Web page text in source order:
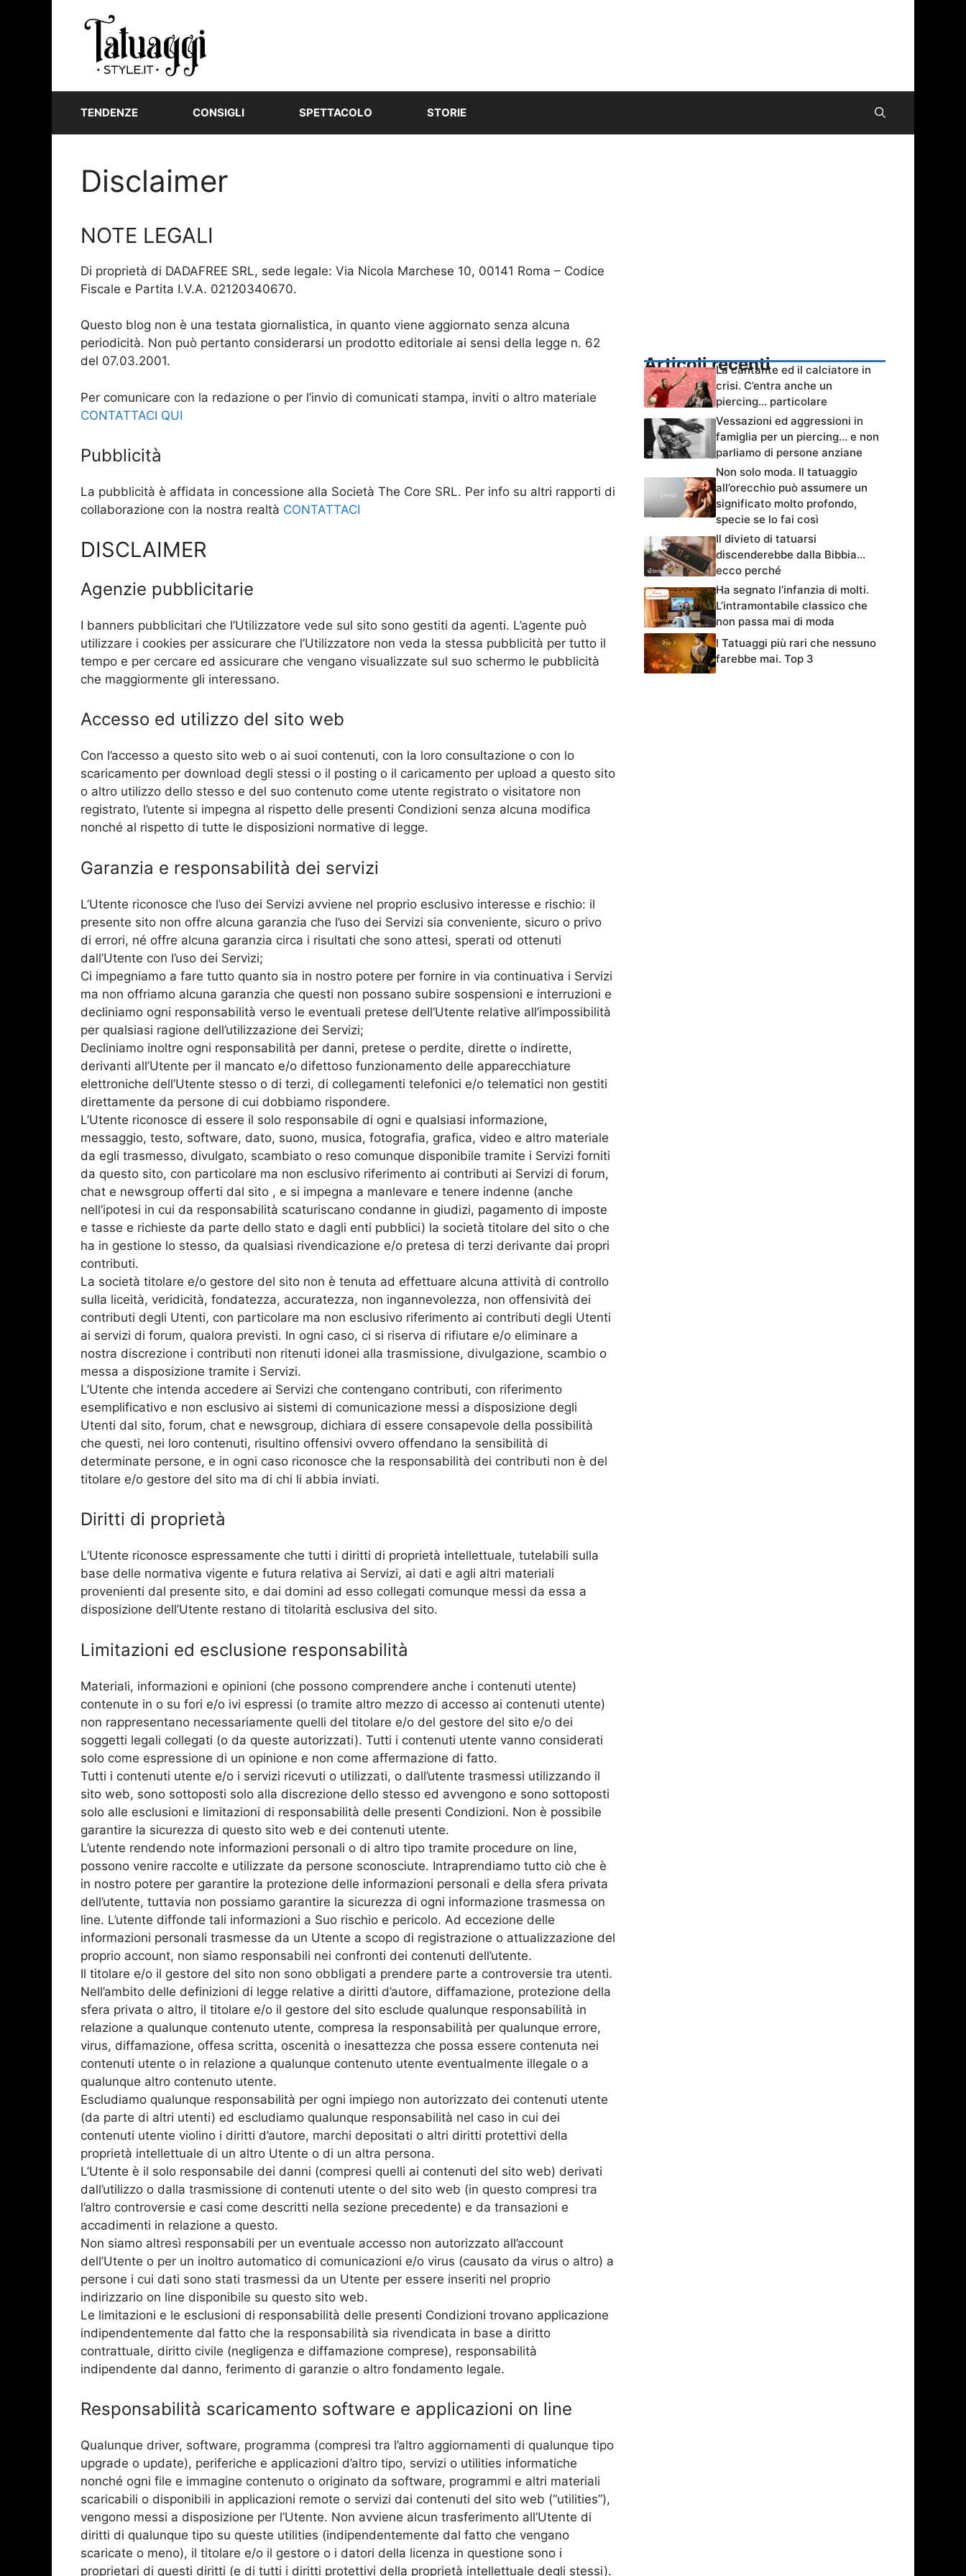
TENDENZE CONSIGLI SPETTACOLO STORIE
Disclaimer
NOTE LEGALI
Di proprietà di DADAFREE SRL, sede legale: Via Nicola Marchese 10, 00141 Roma – Codice
Fiscale e Partita I.V.A. 02120340670.
Questo blog non è una testata giornalistica, in quanto viene aggiornato senza alcuna
periodicità. Non può pertanto considerarsi un prodotto editoriale ai sensi della legge n. 62
del 07.03.2001.
Per comunicare con la redazione o per l’invio di comunicati stampa, inviti o altro materiale
CONTATTACI QUI
Pubblicità
La pubblicità è affidata in concessione alla Società The Core SRL. Per info su altri rapporti di
collaborazione con la nostra realtà CONTATTACI
DISCLAIMER
Agenzie pubblicitarie
I banners pubblicitari che l’Utilizzatore vede sul sito sono gestiti da agenti. L’agente può
utilizzare i cookies per assicurare che l’Utilizzatore non veda la stessa pubblicità per tutto il
tempo e per cercare ed assicurare che vengano visualizzate sul suo schermo le pubblicità
che maggiormente gli interessano.
Accesso ed utilizzo del sito web
Con l’accesso a questo sito web o ai suoi contenuti, con la loro consultazione o con lo
scaricamento per download degli stessi o il posting o il caricamento per upload a questo sito
o altro utilizzo dello stesso e del suo contenuto come utente registrato o visitatore non
registrato, l’utente si impegna al rispetto delle presenti Condizioni senza alcuna modifica
nonché al rispetto di tutte le disposizioni normative di legge.
Garanzia e responsabilità dei servizi
L’Utente riconosce che l’uso dei Servizi avviene nel proprio esclusivo interesse e rischio: il
presente sito non offre alcuna garanzia che l’uso dei Servizi sia conveniente, sicuro o privo
di errori, né offre alcuna garanzia circa i risultati che sono attesi, sperati od ottenuti
dall’Utente con l’uso dei Servizi;
Ci impegniamo a fare tutto quanto sia in nostro potere per fornire in via continuativa i Servizi
ma non offriamo alcuna garanzia che questi non possano subire sospensioni e interruzioni e
decliniamo ogni responsabilità verso le eventuali pretese dell’Utente relative all’impossibilità
per qualsiasi ragione dell’utilizzazione dei Servizi;
Decliniamo inoltre ogni responsabilità per danni, pretese o perdite, dirette o indirette,
derivanti all’Utente per il mancato e/o difettoso funzionamento delle apparecchiature
elettroniche dell’Utente stesso o di terzi, di collegamenti telefonici e/o telematici non gestiti
direttamente da persone di cui dobbiamo rispondere.
L’Utente riconosce di essere il solo responsabile di ogni e qualsiasi informazione,
messaggio, testo, software, dato, suono, musica, fotografia, grafica, video e altro materiale
da egli trasmesso, divulgato, scambiato o reso comunque disponibile tramite i Servizi forniti
da questo sito, con particolare ma non esclusivo riferimento ai contributi ai Servizi di forum,
chat e newsgroup offerti dal sito , e si impegna a manlevare e tenere indenne (anche
nell’ipotesi in cui da responsabilità scaturiscano condanne in giudizi, pagamento di imposte
e tasse e richieste da parte dello stato e dagli enti pubblici) la società titolare del sito o che
ha in gestione lo stesso, da qualsiasi rivendicazione e/o pretesa di terzi derivante dai propri
contributi.
La società titolare e/o gestore del sito non è tenuta ad effettuare alcuna attività di controllo
sulla liceità, veridicità, fondatezza, accuratezza, non ingannevolezza, non offensività dei
contributi degli Utenti, con particolare ma non esclusivo riferimento ai contributi degli Utenti
ai servizi di forum, qualora previsti. In ogni caso, ci si riserva di rifiutare e/o eliminare a
nostra discrezione i contributi non ritenuti idonei alla trasmissione, divulgazione, scambio o
messa a disposizione tramite i Servizi.
L’Utente che intenda accedere ai Servizi che contengano contributi, con riferimento
esemplificativo e non esclusivo ai sistemi di comunicazione messi a disposizione degli
Utenti dal sito, forum, chat e newsgroup, dichiara di essere consapevole della possibilità
che questi, nei loro contenuti, risultino offensivi ovvero offendano la sensibilità di
determinate persone, e in ogni caso riconosce che la responsabilità dei contributi non è del
titolare e/o gestore del sito ma di chi li abbia inviati.
Diritti di proprietà
L’Utente riconosce espressamente che tutti i diritti di proprietà intellettuale, tutelabili sulla
base delle normativa vigente e futura relativa ai Servizi, ai dati e agli altri materiali
provenienti dal presente sito, e dai domini ad esso collegati comunque messi da essa a
disposizione dell’Utente restano di titolarità esclusiva del sito.
Limitazioni ed esclusione responsabilità
Materiali, informazioni e opinioni (che possono comprendere anche i contenuti utente)
contenute in o su fori e/o ivi espressi (o tramite altro mezzo di accesso ai contenuti utente)
non rappresentano necessariamente quelli del titolare e/o del gestore del sito e/o dei
soggetti legali collegati (o da queste autorizzati). Tutti i contenuti utente vanno considerati
solo come espressione di un opinione e non come affermazione di fatto.
Tutti i contenuti utente e/o i servizi ricevuti o utilizzati, o dall’utente trasmessi utilizzando il
sito web, sono sottoposti solo alla discrezione dello stesso ed avvengono e sono sottoposti
solo alle esclusioni e limitazioni di responsabilità delle presenti Condizioni. Non è possibile
garantire la sicurezza di questo sito web e dei contenuti utente.
L’utente rendendo note informazioni personali o di altro tipo tramite procedure on line,
possono venire raccolte e utilizzate da persone sconosciute. Intraprendiamo tutto ciò che è
in nostro potere per garantire la protezione delle informazioni personali e della sfera privata
dell’utente, tuttavia non possiamo garantire la sicurezza di ogni informazione trasmessa on
line. L’utente diffonde tali informazioni a Suo rischio e pericolo. Ad eccezione delle
informazioni personali trasmesse da un Utente a scopo di registrazione o attualizzazione del
proprio account, non siamo responsabili nei confronti dei contenuti dell’utente.
Il titolare e/o il gestore del sito non sono obbligati a prendere parte a controversie tra utenti.
Nell’ambito delle definizioni di legge relative a diritti d’autore, diffamazione, protezione della
sfera privata o altro, il titolare e/o il gestore del sito esclude qualunque responsabilità in
relazione a qualunque contenuto utente, compresa la responsabilità per qualunque errore,
virus, diffamazione, offesa scritta, oscenità o inesattezza che possa essere contenuta nei
contenuti utente o in relazione a qualunque contenuto utente eventualmente illegale o a
qualunque altro contenuto utente.
Escludiamo qualunque responsabilità per ogni impiego non autorizzato dei contenuti utente
(da parte di altri utenti) ed escludiamo qualunque responsabilità nel caso in cui dei
contenuti utente violino i diritti d’autore, marchi depositati o altri diritti protettivi della
proprietà intellettuale di un altro Utente o di un altra persona.
L’Utente è il solo responsabile dei danni (compresi quelli ai contenuti del sito web) derivati
dall’utilizzo o dalla trasmissione di contenuti utente o del sito web (in questo compresi tra
l’altro controversie e casi come descritti nella sezione precedente) e da transazioni e
accadimenti in relazione a questo.
Non siamo altresì responsabili per un eventuale accesso non autorizzato all’account
dell’Utente o per un inoltro automatico di comunicazioni e/o virus (causato da virus o altro) a
persone i cui dati sono stati trasmessi da un Utente per essere inseriti nel proprio
indirizzario on line disponibile su questo sito web.
Le limitazioni e le esclusioni di responsabilità delle presenti Condizioni trovano applicazione
indipendentemente dal fatto che la responsabilità sia rivendicata in base a diritto
contrattuale, diritto civile (negligenza e diffamazione comprese), responsabilità
indipendente dal danno, ferimento di garanzie o altro fondamento legale.
Responsabilità scaricamento software e applicazioni on line
Qualunque driver, software, programma (compresi tra l’altro aggiornamenti di qualunque tipo
upgrade o update), periferiche e applicazioni d’altro tipo, servizi o utilities informatiche
nonché ogni file e immagine contenuto o originato da software, programmi e altri materiali
scaricabili o disponibili in applicazioni remote o servizi dai contenuti del sito web (“utilities”),
vengono messi a disposizione per l’Utente. Non avviene alcun trasferimento all’Utente di
diritti di qualunque tipo su queste utilities (indipendentemente dal fatto che vengano
scaricate o meno), il titolare e/o il gestore o i datori della licenza in questione sono i
proprietari di questi diritti (e di tutti i diritti protettivi della proprietà intellettuale degli stessi).
Articoli recentiLa cantante ed il calciatore in
crisi. C’entra anche un
piercing… particolare
Vessazioni ed aggressioni in
famiglia per un piercing… e non
parliamo di persone anziane
Non solo moda. Il tatuaggio
all’orecchio può assumere un
significato molto profondo,
specie se lo fai così
Il divieto di tatuarsi
discenderebbe dalla Bibbia…
ecco perché
Ha segnato l’infanzia di molti.
L’intramontabile classico che
non passa mai di moda
I Tatuaggi più rari che nessuno
farebbe mai. Top 3